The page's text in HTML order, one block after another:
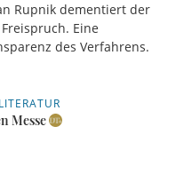
Rupnik dementiert der
Eine
des Verfahrens.
Messe